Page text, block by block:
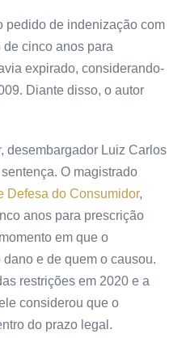
pedido de indenização com
cinco anos para
expirado, considerando-
Diante disso, o autor
desembargador Luiz Carlos
O magistrado
Defesa do Consumidor,
anos para prescrição
em que o
e de quem o causou.
restrições em 2020 e a
considerou que o
do prazo legal.